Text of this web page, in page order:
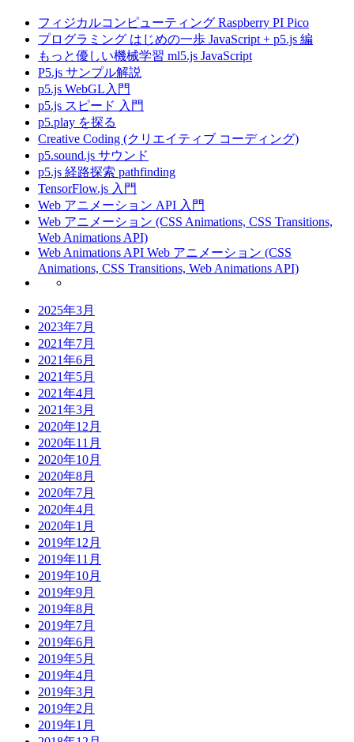
フィジカルコンピューティング Raspberry PI Pico
プログラミング はじめの一歩 JavaScript + p5.js 編
もっと優しい機械学習 ml5.js JavaScript
P5.js サンプル解説
p5.js WebGL入門
p5.js スピード 入門
p5.play を探る
Creative Coding (クリエイティブ コーディング)
p5.sound.js サウンド
p5.js 経路探索 pathfinding
TensorFlow.js 入門
Web アニメーション API 入門
Web アニメーション (CSS Animations, CSS Transitions,
Web Animations API)
Web Animations API Web アニメーション (CSS
Animations, CSS Transitions, Web Animations API)
2025年3月
2023年7月
2021年7月
2021年6月
2021年5月
2021年4月
2021年3月
2020年12月
2020年11月
2020年10月
2020年8月
2020年7月
2020年4月
2020年1月
2019年12月
2019年11月
2019年10月
2019年9月
2019年8月
2019年7月
2019年6月
2019年5月
2019年4月
2019年3月
2019年2月
2019年1月